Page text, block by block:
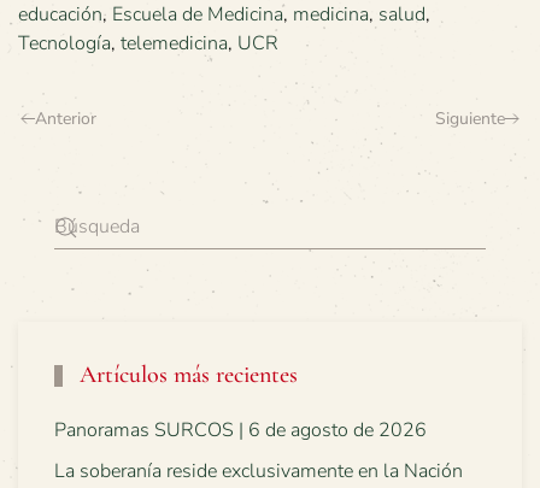
educación, Escuela de Medicina, medicina, salud,
Tecnología, telemedicina, UCR
Anterior Siguiente
Artículos más recientes
Panoramas SURCOS | 6 de agosto de 2026
La soberanía reside exclusivamente en la Nación